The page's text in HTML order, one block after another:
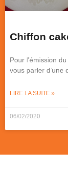
Chiffon
Pour l’émission
vous parler d’une
LIRE LA SUITE »
06/02/2020